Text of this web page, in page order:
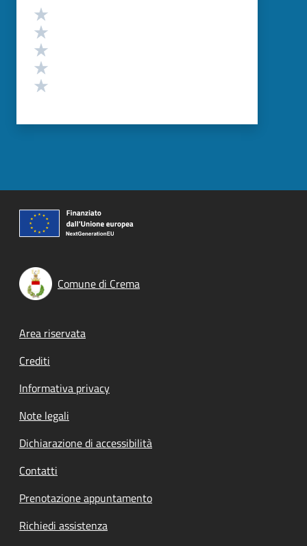
Valutazione
Comune di Crema
Footer menu
Area riservata
Crediti
Informativa privacy
Note legali
Dichiarazione di accessibilità
Contatti
Prenotazione appuntamento
Richiedi assistenza